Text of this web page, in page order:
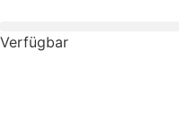
Verfügbar